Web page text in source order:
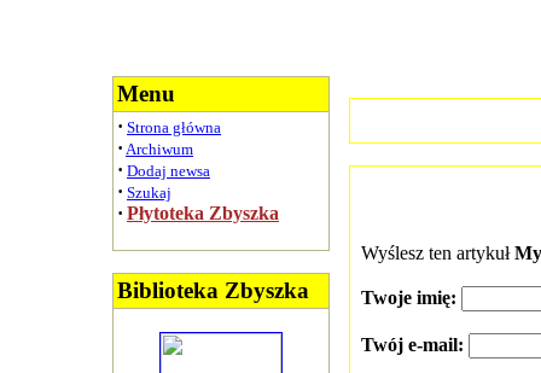
Menu
· Strona główna
· Archiwum
· Dodaj newsa
· Szukaj
· Płytoteka Zbyszka
Biblioteka Zbyszka
Wyślesz ten artykuł
Twoje imię:
Twój e-mail: